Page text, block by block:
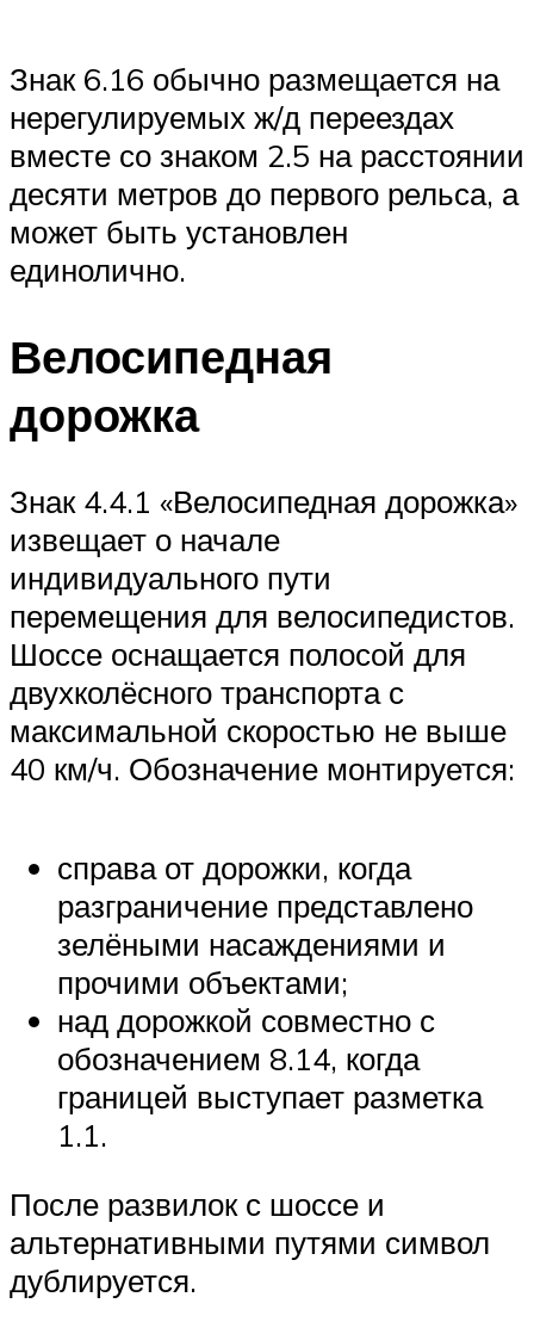
Знак 6.16 обычно размещается на
нерегулируемых ж/д переездах
вместе со знаком 2.5 на расстоянии
десяти метров до первого рельса, а
может быть установлен
единолично.
Велосипедная
дорожка
Знак 4.4.1 «Велосипедная дорожка»
извещает о начале
индивидуального пути
перемещения для велосипедистов.
Шоссе оснащается полосой для
двухколёсного транспорта с
максимальной скоростью не выше
40 км/ч. Обозначение монтируется:
справа от дорожки, когда
разграничение представлено
зелёными насаждениями и
прочими объектами;
над дорожкой совместно с
обозначением 8.14, когда
границей выступает разметка
1.1.
После развилок с шоссе и
альтернативными путями символ
дублируется.